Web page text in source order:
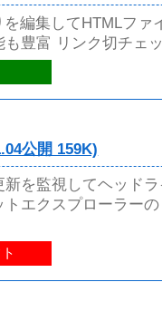
編集してHTMLファ
も豊富 リンク切チェ
公開 159K)
新を監視してヘッド
トエクスプローラー